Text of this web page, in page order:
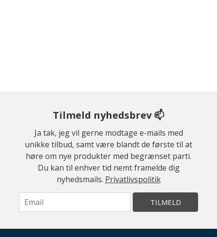
Tilmeld nyhedsbrev 📫
Ja tak, jeg vil gerne modtage e-mails med
unikke tilbud, samt være blandt de første til at
høre om nye produkter med begrænset parti.
Du kan til enhver tid nemt framelde dig
nyhedsmails. Privatlivspolitik
TILMELD